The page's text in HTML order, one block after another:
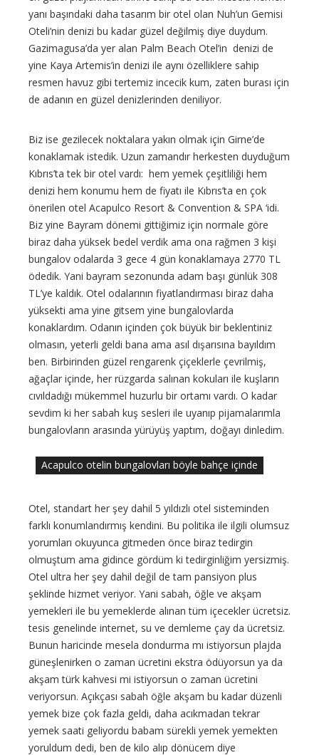
yanı başındaki daha tasarım bir otel olan Nuh’un Gemisi
Oteli’nin denizi bu kadar güzel değilmiş diye duydum.
Gazimagusa’da yer alan Palm Beach Otel’in denizi de
yine Kaya Artemis’in denizi ile aynı özelliklere sahip
resmen havuz gibi tertemiz incecik kum, zaten burası için
de adanın en güzel denizlerinden deniliyor.
Biz ise gezilecek noktalara yakın olmak için Girne’de
konaklamak istedik. Uzun zamandır herkesten duyduğum
Kıbrıs’ta tek bir otel vardı: hem yemek çeşitliliği hem
denizi hem konumu hem de fiyatı ile Kıbrıs’ta en çok
önerilen otel Acapulco Resort & Convention & SPA ‘idi.
Biz yine Bayram dönemi gittiğimiz için normale göre
biraz daha yüksek bedel verdik ama ona rağmen 3 kişi
bungalov odalarda 3 gece 4 gün konaklamaya 2770 TL
ödedik. Yani bayram sezonunda adam başı günlük 308
TL’ye kaldık. Otel odalarının fiyatlandırması biraz daha
yüksekti ama yine gitsem yine bungalovlarda
konaklardım. Odanın içinden çok büyük bir beklentiniz
olmasın, yeterli geldi bana ama asıl dışarısına bayıldım
ben. Birbirinden güzel rengarenk çiçeklerle çevrilmiş,
ağaçlar içinde, her rüzgarda salınan kokuları ile kuşların
cıvıldadığı mükemmel huzurlu bir ortamı vardı. O kadar
sevdim ki her sabah kuş sesleri ile uyanıp pijamalarımla
bungalovların arasında yürüyüş yaptım, doğayı dinledim.
Acapulco otelin bungalovları böyle bahçe içinde
Otel, standart her şey dahil 5 yıldızlı otel sisteminden
farklı konumlandırmış kendini. Bu politika ile ilgili olumsuz
yorumları okuyunca gitmeden önce biraz tedirgin
olmuştum ama gidince gördüm ki tedirginliğim yersizmiş.
Otel ultra her şey dahil değil de tam pansiyon plus
şeklinde hizmet veriyor. Yani sabah, öğle ve akşam
yemekleri ile bu yemeklerde alınan tüm içecekler ücretsiz.
tesis genelinde internet, su ve demleme çay da ücretsiz.
Bunun haricinde mesela dondurma mı istiyorsun plajda
güneşlenirken o zaman ücretini ekstra ödüyorsun ya da
akşam türk kahvesi mi istiyorsun o zaman ücretini
veriyorsun. Açıkçası sabah öğle akşam bu kadar düzenli
yemek bize çok fazla geldi, daha acıkmadan tekrar
yemek saati geliyordu babam sürekli yemek yemekten
yoruldum dedi, ben de kilo alıp dönücem diye